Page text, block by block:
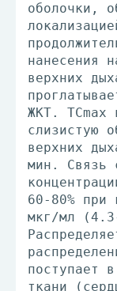
оболочки,
нанесения
верхних
ЖКТ. TCmax
слизистую
верхних
мин. Связь
60-80% при
мкг/мл
поступает
ткани